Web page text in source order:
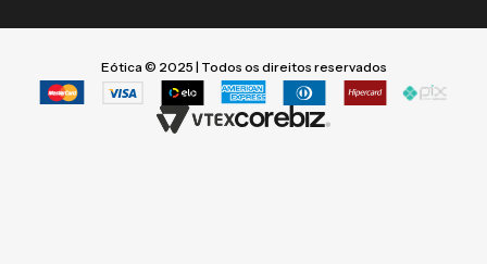
Eótica © 2025 | Todos os direitos reservados